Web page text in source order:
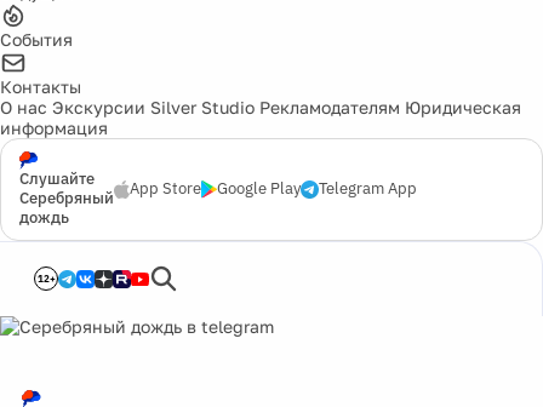
События
Контакты
О нас Экскурсии Silver Studio Рекламодателям Юридическая
информация
Слушайте
Серебряный
дождь
App Store Google Play Telegram App
12+